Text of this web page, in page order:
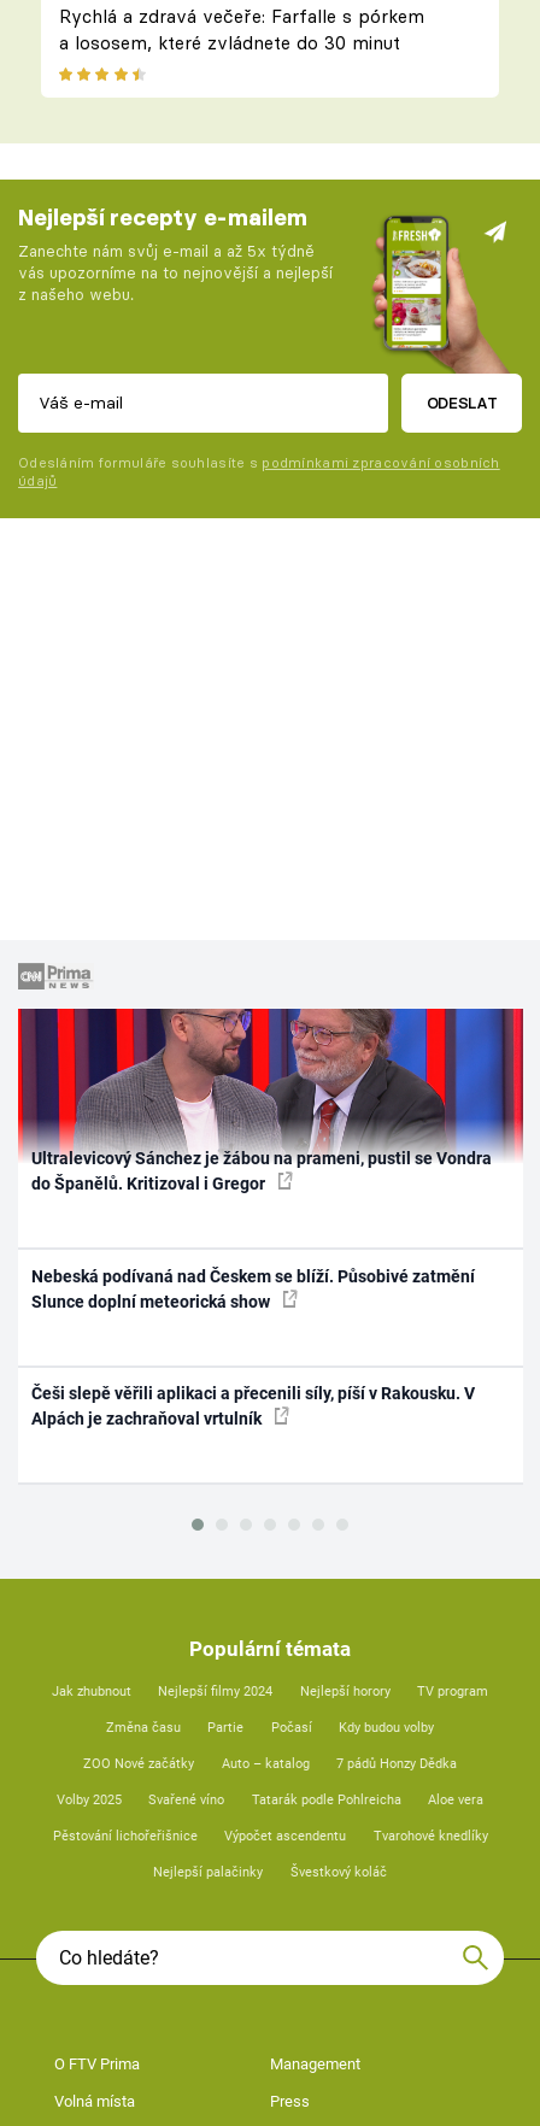
Rychlá a zdravá večeře: Farfalle s pórkem
a lososem, které zvládnete do 30 minut
Nejlepší recepty e-mailem
Zanechte nám svůj e-mail a až 5x týdně
vás upozorníme na to nejnovější a nejlepší
z našeho webu.
ODESLAT
Odesláním formuláře souhlasíte s podmínkami zpracování osobních
údajů
Ultralevicový Sánchez je žábou na prameni, pustil se Vondra
do Španělů. Kritizoval i Gregor
Nebeská podívaná nad Českem se blíží. Působivé zatmění
Slunce doplní meteorická show
Češi slepě věřili aplikaci a přecenili síly, píší v Rakousku. V
Alpách je zachraňoval vrtulník
Populární témata
Jak zhubnout Nejlepší filmy 2024 Nejlepší horory TV program
Změna času Partie Počasí Kdy budou volby
ZOO Nové začátky Auto – katalog 7 pádů Honzy Dědka
Volby 2025 Svařené víno Tatarák podle Pohlreicha Aloe vera
Pěstování lichořeřišnice Výpočet ascendentu Tvarohové knedlíky
Nejlepší palačinky Švestkový koláč
O FTV Prima Management
Volná místa Press